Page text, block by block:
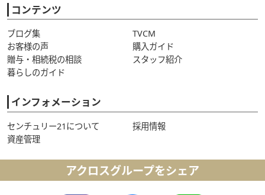
コンテンツ
ブログ集
TVCM
お客様の声
購入ガイド
贈与・相続税の相談
スタッフ紹介
暮らしのガイド
インフォメーション
センチュリー21について
採用情報
資産管理
アクロスグループをシェア